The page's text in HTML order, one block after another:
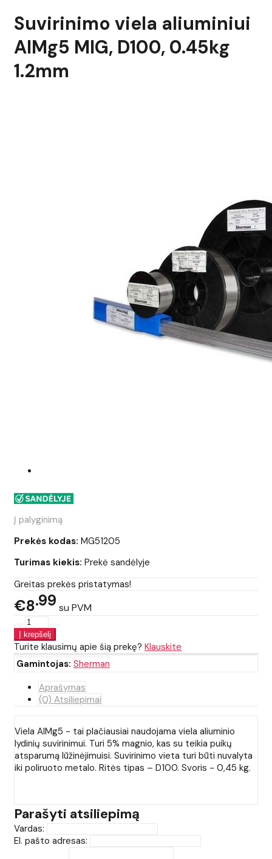
Suvirinimo viela aliuminiui
AlMg5 MIG, D100, 0.45kg
1.2mm
Į palyginimą
Prekės kodas: MG51205
Turimas kiekis: Prekė sandėlyje
Greitas prekės pristatymas!
€8 99 su PVM
Turite klausimų apie šią prekę? Klauskite
Gamintojas: Sherman
Aprašymas
(0) Atsiliepimai
Viela AlMg5 - tai plačiausiai naudojama viela aliuminio
lydinių suvirinimui. Turi 5% magnio, kas su teikia puikų
atsparumą lūžinėjimuisi. Suvirinimo vieta turi būti nuvalyta
iki poliruoto metalo. Ritės tipas – D100. Svoris - 0,45 kg.
Parašyti atsiliepimą
Vardas:
El. pašto adresas: